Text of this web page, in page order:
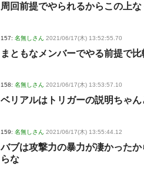
周回前提でやられるからこの上
157: 名無しさん 2021/06/17(木) 13:52:55.70
まともなメンバーでやる前提で
158: 名無しさん 2021/06/17(木) 13:53:57.10
ベリアルはトリガーの説明ちゃ
159: 名無しさん 2021/06/17(木) 13:55:44.12
バブは攻撃力の暴力が凄かった
らな